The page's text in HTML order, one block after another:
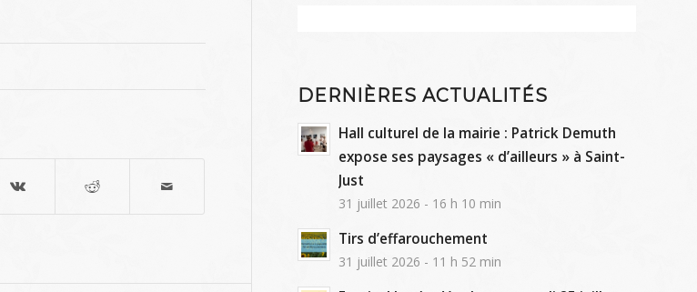
DERNIÈRES ACTUALITÉS
Hall culturel de la mairie : Patrick Demuth
expose ses paysages « d’ailleurs » à Saint-
Just
31 juillet 2026 - 16 h 10 min
Tirs d’effarouchement
31 juillet 2026 - 11 h 52 min